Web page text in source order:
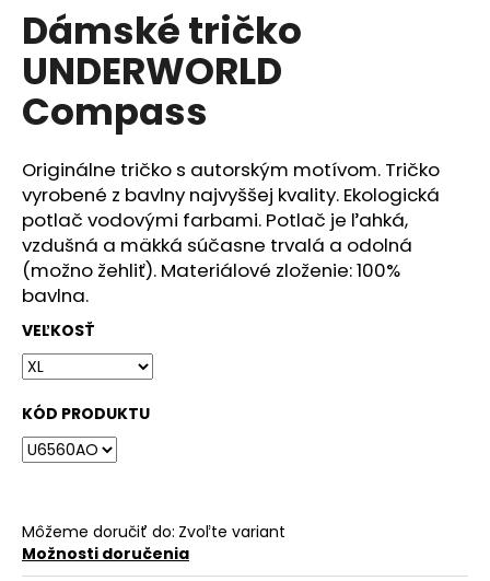
produktu
je
0,0
z
5
hviezdičiek.
Dámské tričko
UNDERWORLD
Compass
Originálne tričko s autorským motívom. Tričko
vyrobené z bavlny najvyššej kvality. Ekologická
potlač vodovými farbami. Potlač je ľahká,
vzdušná a mäkká súčasne trvalá a odolná
(možno žehliť). Materiálové zloženie: 100%
bavlna.
VEĽKOSŤ
KÓD PRODUKTU
Môžeme doručiť do: Zvoľte variant
Možnosti doručenia
a
m
e
TRIČKO
UNDERWORLD
COMPASS
€29